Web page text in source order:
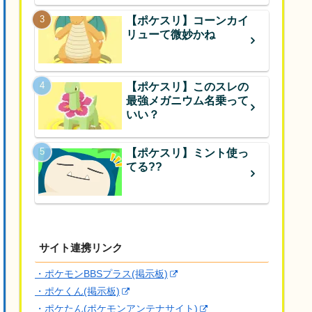
【ポケスリ】コーンカイ
リューて微妙かね
【ポケスリ】このスレの
最強メガニウム名乗って
いい？
【ポケスリ】ミント使っ
てる??
サイト連携リンク
・ポケモンBBSプラス(掲示板)
・ポケくん(掲示板)
・ポケたん(ポケモンアンテナサイト)